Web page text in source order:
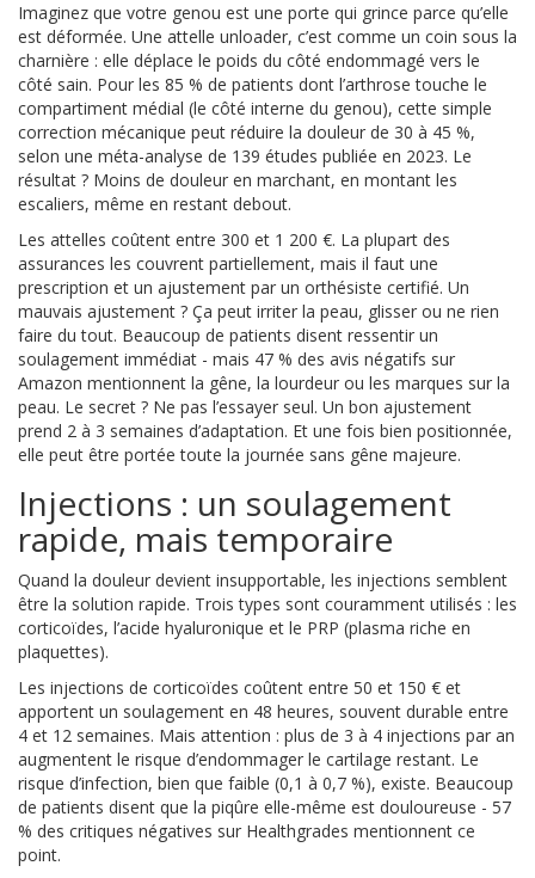
Imaginez que votre genou est une porte qui grince parce qu’elle
est déformée. Une attelle unloader, c’est comme un coin sous la
charnière : elle déplace le poids du côté endommagé vers le
côté sain. Pour les 85 % de patients dont l’arthrose touche le
compartiment médial (le côté interne du genou), cette simple
correction mécanique peut réduire la douleur de 30 à 45 %,
selon une méta-analyse de 139 études publiée en 2023. Le
résultat ? Moins de douleur en marchant, en montant les
escaliers, même en restant debout.
Les attelles coûtent entre 300 et 1 200 €. La plupart des
assurances les couvrent partiellement, mais il faut une
prescription et un ajustement par un orthésiste certifié. Un
mauvais ajustement ? Ça peut irriter la peau, glisser ou ne rien
faire du tout. Beaucoup de patients disent ressentir un
soulagement immédiat - mais 47 % des avis négatifs sur
Amazon mentionnent la gêne, la lourdeur ou les marques sur la
peau. Le secret ? Ne pas l’essayer seul. Un bon ajustement
prend 2 à 3 semaines d’adaptation. Et une fois bien positionnée,
elle peut être portée toute la journée sans gêne majeure.
Injections : un soulagement
rapide, mais temporaire
Quand la douleur devient insupportable, les injections semblent
être la solution rapide. Trois types sont couramment utilisés : les
corticoïdes, l’acide hyaluronique et le PRP (plasma riche en
plaquettes).
Les injections de corticoïdes coûtent entre 50 et 150 € et
apportent un soulagement en 48 heures, souvent durable entre
4 et 12 semaines. Mais attention : plus de 3 à 4 injections par an
augmentent le risque d’endommager le cartilage restant. Le
risque d’infection, bien que faible (0,1 à 0,7 %), existe. Beaucoup
de patients disent que la piqûre elle-même est douloureuse - 57
% des critiques négatives sur Healthgrades mentionnent ce
point.